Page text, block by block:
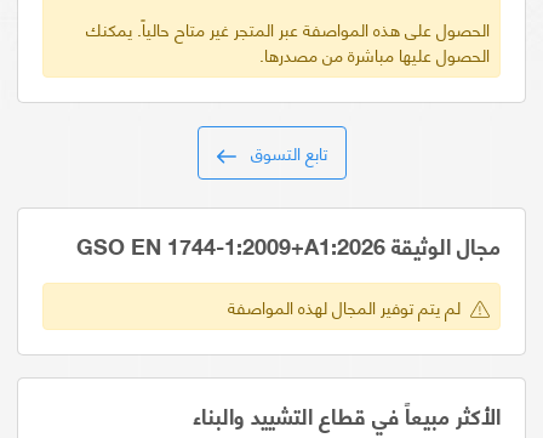
الحصول على هذه المواصفة عبر المتجر غير متاح حالياً. يمكنك
الحصول عليها مباشرة من مصدرها.
تابع التسوق
مجال الوثيقة GSO EN 1744-1:2009+A1:2026
لم يتم توفير المجال لهذه المواصفة
الأكثر مبيعاً في قطاع التشييد والبناء